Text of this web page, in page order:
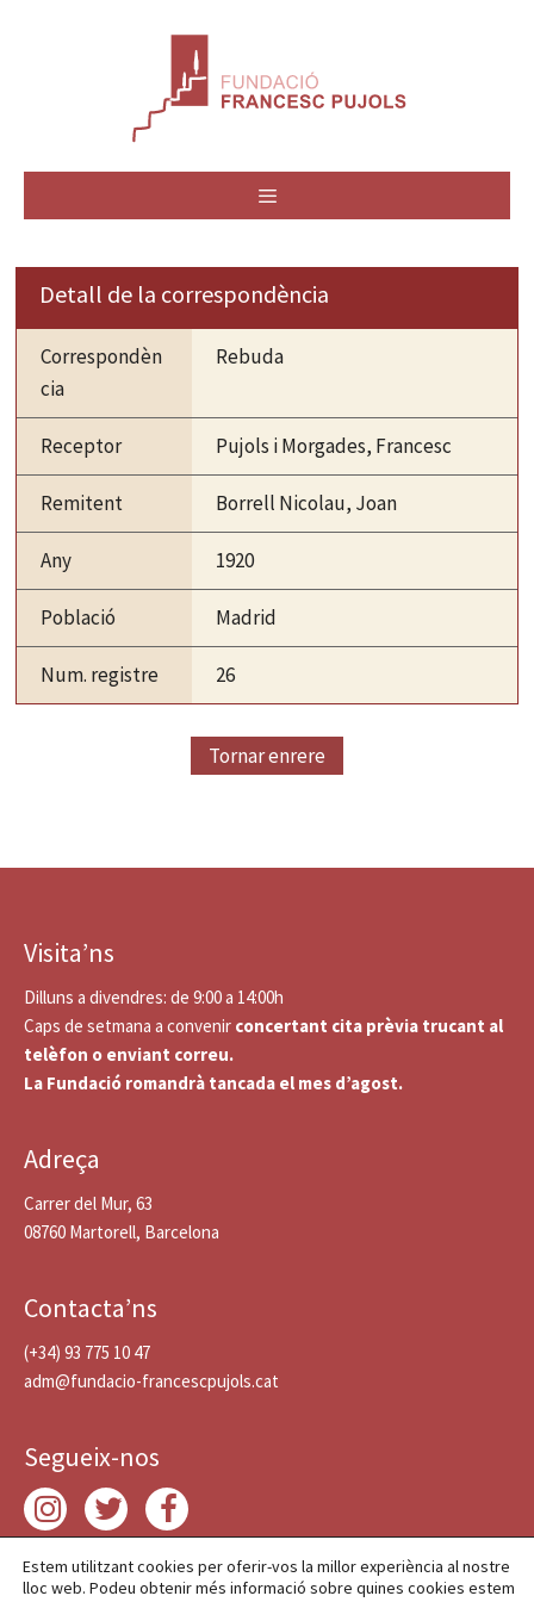
Detall de la correspondència
Correspondèn
cia
Rebuda
Receptor Pujols i Morgades, Francesc
Remitent Borrell Nicolau, Joan
Any 1920
Població Madrid
Num. registre 26
Tornar enrere
Visita’ns
Dilluns a divendres: de 9:00 a 14:00h
Caps de setmana a convenir concertant cita prèvia trucant al
telèfon o enviant correu.
La Fundació romandrà tancada el mes d’agost.
Adreça
Carrer del Mur, 63
08760 Martorell, Barcelona
Contacta’ns
(+34) 93 775 10 47
adm@fundacio-francescpujols.cat
Segueix-nos
Estem utilitzant cookies per oferir-vos la millor experiència al nostre
lloc web. Podeu obtenir més informació sobre quines cookies estem